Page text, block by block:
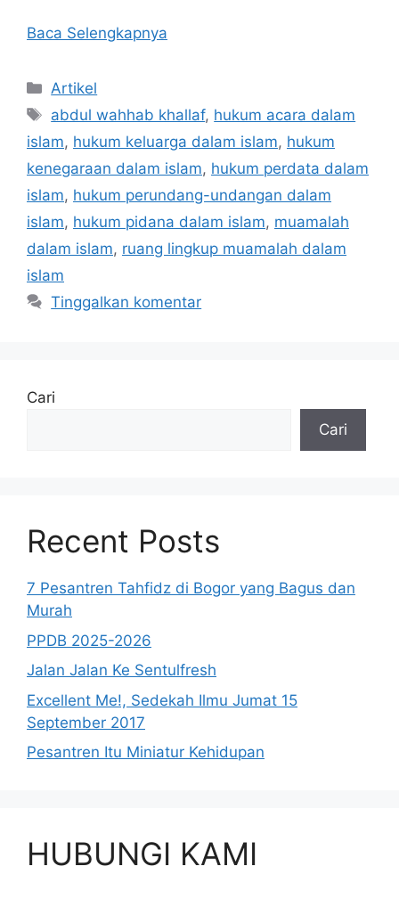
Baca Selengkapnya
Kategori
Artikel
Tag
abdul wahhab khallaf, hukum acara dalam
islam, hukum keluarga dalam islam, hukum
kenegaraan dalam islam, hukum perdata dalam
islam, hukum perundang-undangan dalam
islam, hukum pidana dalam islam, muamalah
dalam islam, ruang lingkup muamalah dalam
islam
Tinggalkan komentar
Cari
Cari
Recent Posts
7 Pesantren Tahfidz di Bogor yang Bagus dan
Murah
PPDB 2025-2026
Jalan Jalan Ke Sentulfresh
Excellent Me!, Sedekah Ilmu Jumat 15
September 2017
Pesantren Itu Miniatur Kehidupan
HUBUNGI KAMI